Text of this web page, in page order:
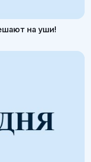
на уши!